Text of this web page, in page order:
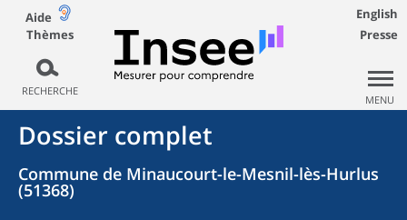
Aide
Thèmes
RECHERCHE
English
Presse
MENU
Dossier complet
Commune de Minaucourt-le-Mesnil-lès-Hurlus
(51368)